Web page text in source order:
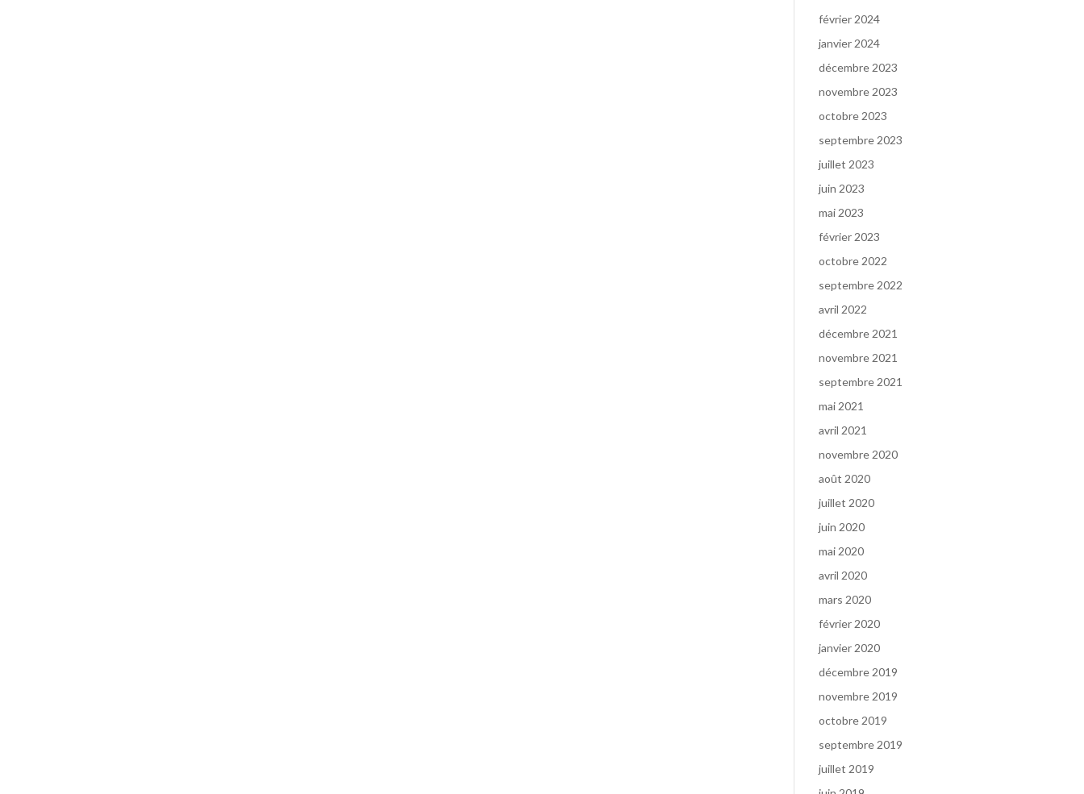
février 2024
janvier 2024
décembre 2023
novembre 2023
octobre 2023
septembre 2023
juillet 2023
juin 2023
mai 2023
février 2023
octobre 2022
septembre 2022
avril 2022
décembre 2021
novembre 2021
septembre 2021
mai 2021
avril 2021
novembre 2020
août 2020
juillet 2020
juin 2020
mai 2020
avril 2020
mars 2020
février 2020
janvier 2020
décembre 2019
novembre 2019
octobre 2019
septembre 2019
juillet 2019